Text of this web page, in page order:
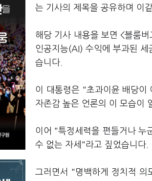
는 기사의 제목을 공유하며 이
해당 기사 내용을 보면 <블룸
인공지능(AI) 수익에 부과된
습니다.
이 대통령은 "초과이윤 배당이
자존감 높은 언론의 이 모습이
이어 "특정세력을 편들거나 누
수 없는 자세"라고 짚었습니다.
그러면서 "명백하게 정치적 의